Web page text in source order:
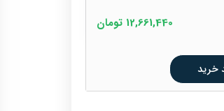
12,661,440 تومان